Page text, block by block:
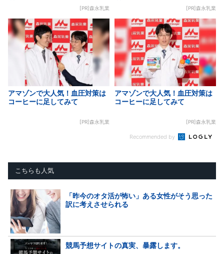
[PR]森永乳業 [PR]森永乳業
アマゾンで大人気！血圧対策は
コーヒーに足してみて
[PR]森永乳業
アマゾンで大人気！血圧対策は
コーヒーに足してみて
[PR]森永乳業
Recommended by
こちらも人気
「昨今のオタ活が怖い」ある女性がそう思った
訳に考えさせられる
競馬予想サイトの真実、暴露します。